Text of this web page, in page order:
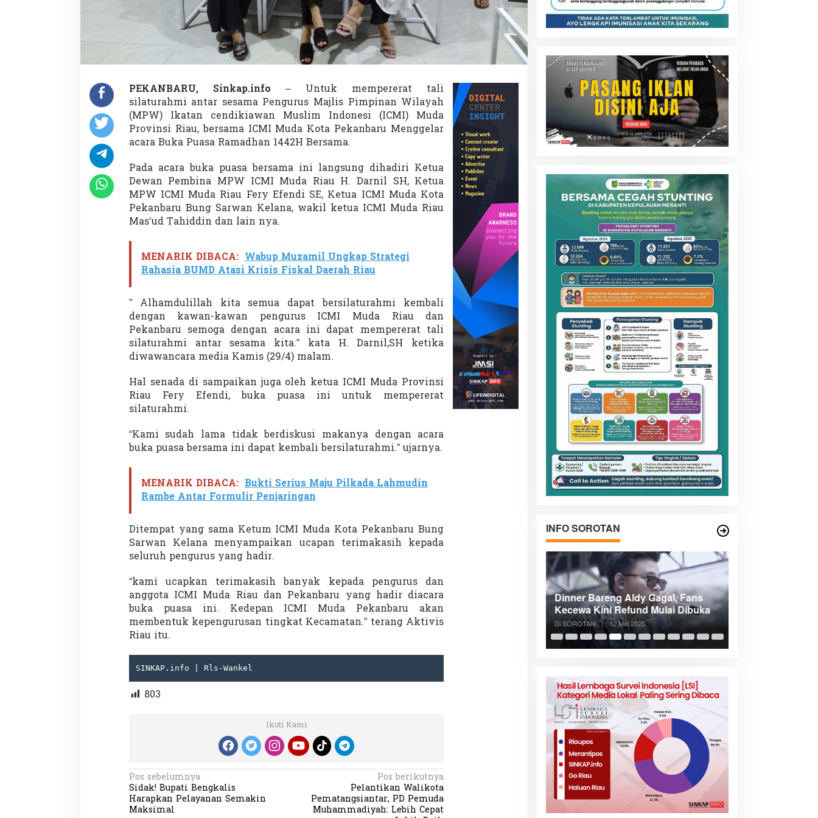
r
u
B
u
k
a
s
a
B
e
r
a
m
a
PEKANBARU, Sinkap.info – Untuk mempererat tali
silaturahmi antar sesama Pengurus Majlis Pimpinan Wilayah
(MPW) Ikatan cendikiawan Muslim Indonesi (ICMI) Muda
Provinsi Riau, bersama ICMI Muda Kota Pekanbaru Menggelar
acara Buka Puasa Ramadhan 1442H Bersama.
Pada acara buka puasa bersama ini langsung dihadiri Ketua
Dewan Pembina MPW ICMI Muda Riau H. Darnil SH, Ketua
MPW ICMI Muda Riau Fery Efendi SE, Ketua ICMI Muda Kota
Pekanbaru Bung Sarwan Kelana, wakil ketua ICMI Muda Riau
Mas’ud Tahiddin dan lain nya.
MENARIK DIBACA: Wabup Muzamil Ungkap Strategi
Rahasia BUMD Atasi Krisis Fiskal Daerah Riau
” Alhamdulillah kita semua dapat bersilaturahmi kembali
dengan kawan-kawan pengurus ICMI Muda Riau dan
Pekanbaru semoga dengan acara ini dapat mempererat tali
silaturahmi antar sesama kita.” kata H. Darnil,SH ketika
diwawancara media Kamis (29/4) malam.
Hal senada di sampaikan juga oleh ketua ICMI Muda Provinsi
Riau Fery Efendi, buka puasa ini untuk mempererat
silaturahmi.
“Kami sudah lama tidak berdiskusi makanya dengan acara
buka puasa bersama ini dapat kembali bersilaturahmi.” ujarnya.
MENARIK DIBACA: Bukti Serius Maju Pilkada Lahmudin
Rambe Antar Formulir Penjaringan
Ditempat yang sama Ketum ICMI Muda Kota Pekanbaru Bung
Sarwan Kelana menyampaikan ucapan terimakasih kepada
seluruh pengurus yang hadir.
“kami ucapkan terimakasih banyak kepada pengurus dan
anggota ICMI Muda Riau dan Pekanbaru yang hadir diacara
buka puasa ini. Kedepan ICMI Muda Pekanbaru akan
membentuk kepengurusan tingkat Kecamatan.” terang Aktivis
Riau itu.
SINKAP.info | Rls-Wankel
803
Ikuti Kami
N
a
Pos sebelumnya
Sidak! Bupati Bengkalis
Harapkan Pelayanan Semakin
Maksimal
Pos berikutnya
Pelantikan Walikota
Pematangsiantar, PD Pemuda
Muhammadiyah: Lebih Cepat
INFO SOROTAN
Demonstrasi Gen-Z Guncang
Nepal, PM Mundur Mendadak
Setelah Gedung Parlemen Dibakar
12 September 2025
Menteri Nusron: Patok Batas Tanah
Cegah Konflik dan Dukung
Penataan Ruang
Di NASIONAL, SOROTAN | 8 Agustus 2025
Rekognisi Sejarah Kerajaan Siak
dan Harapan Daerah Istimewa Riau
Di KOLOM, Opini, SOROTAN
Dinner Bareng Aldy Gagal, Fans
Kecewa Kini Refund Mulai Dibuka
Di SOROTAN | 12 Mei 2025